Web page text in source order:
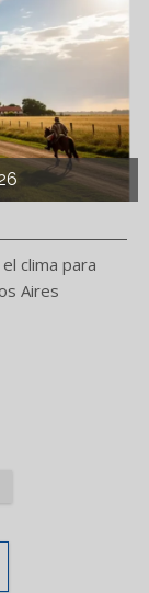
clima para
Aires